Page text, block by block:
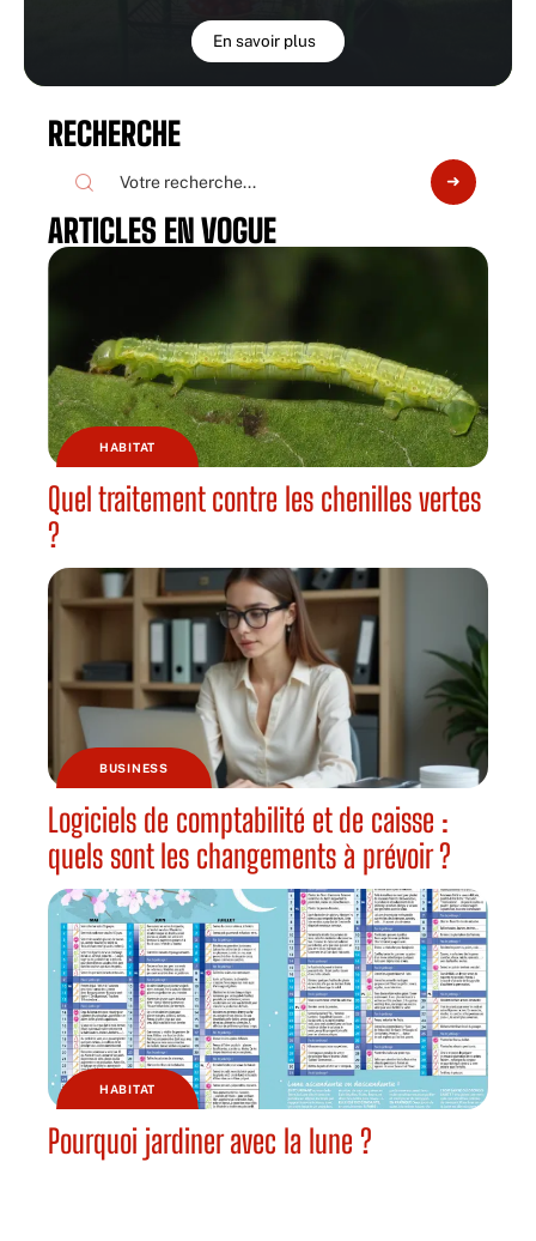
En savoir plus
RECHERCHE
ARTICLES EN VOGUE
HABITAT
Quel traitement contre les chenilles vertes
?
BUSINESS
Logiciels de comptabilité et de caisse :
quels sont les changements à prévoir ?
HABITAT
Pourquoi jardiner avec la lune ?